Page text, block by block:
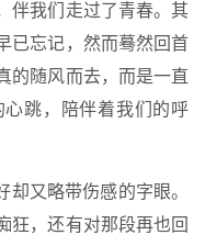
伴我们走过了青春。其
已忘记，然而蓦然回首
的随风而去，而是一直
跳，陪伴着我们的呼
却又略带伤感的字眼。
狂，还有对那段再也回